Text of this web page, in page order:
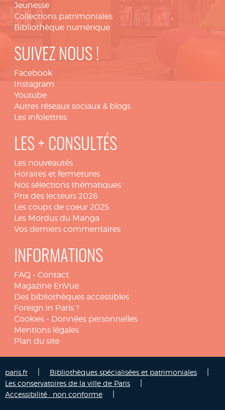
Jeunesse
Collections patrimoniales
Bibliothèque numérique
SUIVEZ NOUS !
Facebook
Instagram
Youtube
Autres réseaux sociaux & blogs
Les infolettres
LES + CONSULTÉS
Les nouveautés
Horaires et fermetures
Nos sélections thématiques
Prix des lecteurs 2026
Les coups de coeur 2025
Les Mordus du Manga
Vos derniers commentaires
INFORMATIONS
FAQ - Contact
Magazine EnVue
Des bibliothèques accessibles
Foreign in Paris ?
Cookies - Données personnelles
Mentions légales
Plan du site
paris.fr Bibliothèques spécialisées et patrimoniales
Les conservatoires de la ville de Paris
Accessibilité : non conforme